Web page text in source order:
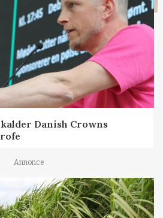
Danish Crowns
Annonce